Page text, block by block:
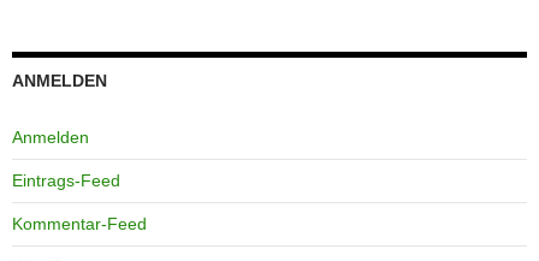
ANMELDEN
Anmelden
Eintrags-Feed
Kommentar-Feed